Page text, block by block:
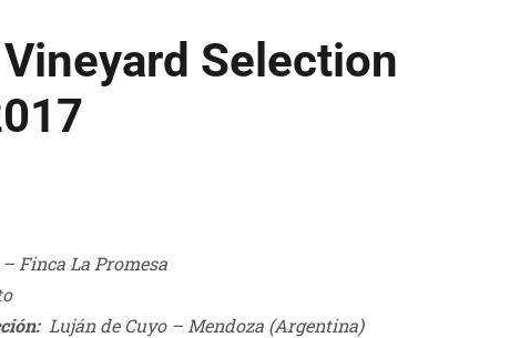
Selection
Finca La Promesa
Luján de Cuyo – Mendoza (Argentina)